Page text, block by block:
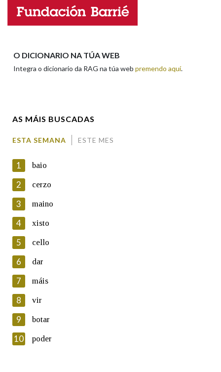
Pertence a
LIMPAR
Nome
En cumprimento da normativa vixente en materia de
Protección de Datos de Carácter Persoal, a Real Academia
Galega informa a aqueles usuarios que faciliten o seu correo
electrónico, así como calquera outra información de carácter
persoal, que estes datos serán obxecto de tratamento
automatizado de carácter confidencial e incorporados aos seus
ficheiros informáticos. Así mesmo, os usuarios poderán exercer o
seu dereito de acceso, rectificación, oposición e cancelación dos
seus datos poñéndose en contacto connosco.
Lin e acepto as condicións da política de
Introduce o código que aparece na imaxe:
O DICIONARIO NA TÚA WEB
Integra o dicionario da RAG na túa web premendo aquí.
AS MÁIS BUSCADAS
ESTA SEMANA ESTE MES
1 baio
2 cerzo
3 maino
4 xisto
5 cello
6 dar
7 máis
8 vir
9 botar
10 poder